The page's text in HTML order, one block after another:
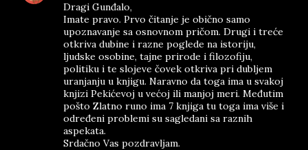
Dragi Gunđalo,
Imate pravo. Prvo čitanje je obično samo
upoznavanje sa osnovnom pričom. Drugi i treće
otkriva dubine i razne poglede na istoriju,
ljudske osobine, tajne prirode i filozofiju,
politiku i te slojeve čovek otkriva pri dubljem
uranjanju u knjigu. Naravno da toga ima u svakoj
knjizi Pekićevoj u većoj ili manjoj meri. Međutim
pošto Zlatno runo ima 7 knjiga tu toga ima više i
određeni problemi su sagledani sa raznih
aspekata.
Srdačno Vas pozdravljam.